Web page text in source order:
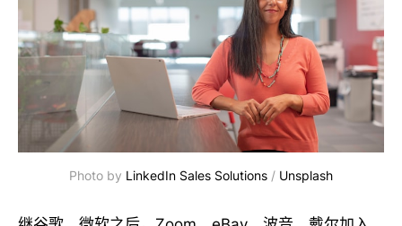
Photo by LinkedIn Sales Solutions / Unsplash